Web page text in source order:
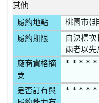
其他
履約地點
桃園市(
履約期限
自決標次
兩者以
廠商資格摘
要
* * * * *
是否訂有與
* * * * *